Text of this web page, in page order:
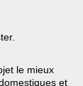
le mieux
et